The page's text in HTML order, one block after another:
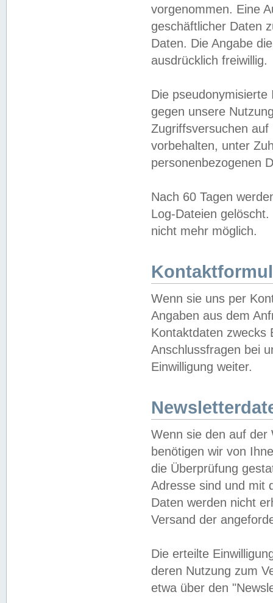
vorgenommen. Eine
geschäftlicher Daten
Daten. Die Angabe
ausdrücklich freiwillig.
Die
gegen unsere
Zugriffsversuchen
vorbehalten, unter
personenbezogenen
Nach 60 Tagen
Log-Dateien
nicht mehr möglich.
Wenn sie uns per
Angaben aus dem
Kontaktdaten zwecks
Anschlussfragen bei
Einwilligung weiter.
Wenn sie den auf der
benötigen wir von
die Überprüfung
Adresse sind und mit
Daten werden nicht
Versand der
Die erteilte
deren Nutzung zum
etwa über den